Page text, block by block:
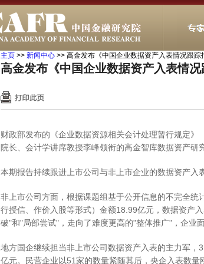
主页 >> 新闻中心 >> 高金发布《中国企业数据资产入表情况跟
高金发布《中国企业数据资产入表情
财政部发布的《企业数据资源相关会计处理暂行规定
院长、会计学讲席教授李峰领衔的高金智库数据资产研
本期报告持续跟进上市公司与非上市企业的数据资产入
非上市公司方面，根据课题组基于公开信息的不完全
行授信、作价入股等形式）金额18.99亿元，数据资产
破"和"局部尝试"，走向了难度更高的"整体推广"，企业
地方国企继续担当非上市公司数据资产入表的主力军
亿元。民营企业以51家的数量紧随其后，央企入表数